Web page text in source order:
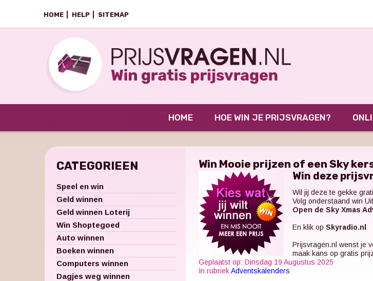
HOME HELP SITEMAP
HOME HOE WIN JE PRIJSVRAGEN?
CATEGORIEEN
Speel en win
Geld winnen
Geld winnen Loterij
Win Shoptegoed
Auto winnen
Boeken winnen
Computers winnen
Dagjes weg winnen
Win Mooie prijzen of een Sky
Win deze
Wil jij deze te gekke
Volg onderstaand win
Open de Sky Xmas
En klik op Skyradio.nl
Prijsvragen.nl wenst je
maak kans op gratis
Geplaatst op: Dinsdag 19 Augustus 2025
In rubriekAdventskalenders